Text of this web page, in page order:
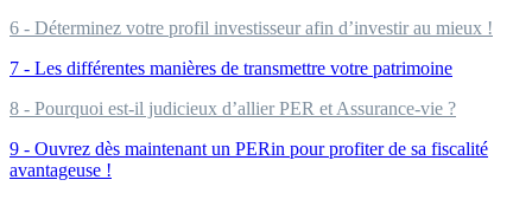
6 - Déterminez votre profil investisseur afin d’investir au mieux !
7 - Les différentes manières de transmettre votre patrimoine
8 - Pourquoi est-il judicieux d’allier PER et Assurance-vie ?
9 - Ouvrez dès maintenant un PERin pour profiter de sa fiscalité
avantageuse !